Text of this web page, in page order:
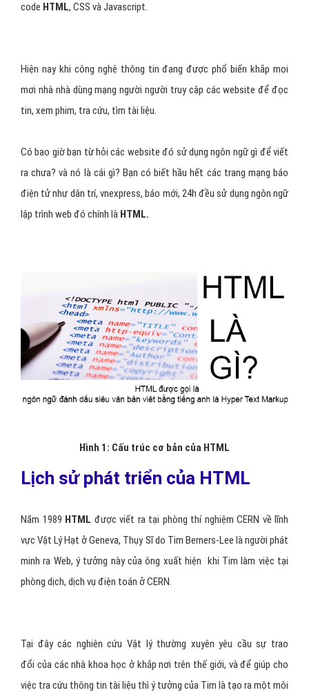
code HTML, CSS và Javascript.
Hiện nay khi công nghệ thông tin đang được phổ biến khắp mọi
mơi nhà nhà dùng mạng người người truy cập các website để đọc
tin, xem phim, tra cứu, tìm tài liệu.
Có bao giờ bạn từ hỏi các website đó sử dụng ngôn ngữ gì để viết
ra chưa? và nó là cái gì? Bạn có biết hầu hết các trang mạng báo
điện tử như dân trí, vnexpress, báo mới, 24h đều sử dụng ngôn ngữ
lập trình web đó chính là HTML.
Hình 1: Cấu trúc cơ bản của HTML
Lịch sử phát triển của HTML
Năm 1989 HTML được viết ra tại phòng thí nghiệm CERN về lĩnh
vực Vật Lý Hạt ở Geneva, Thụy Sĩ do Tim Berners-Lee là người phát
minh ra Web, ý tưởng này của ông xuất hiện khi Tim làm việc tại
phòng dịch, dịch vụ điện toán ở CERN.
Tại đây các nghiên cứu Vật lý thường xuyên yêu cầu sự trao
đổi của các nhà khoa học ở khắp nơi trên thế giới, và để giúp cho
việc tra cứu thông tin tài liệu thì ý tưởng của Tim là tạo ra một môi